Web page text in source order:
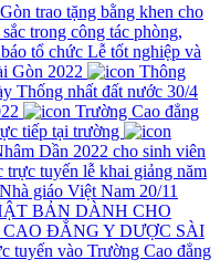
trao tặng bằng khen cho
trong công tác phòng,
tổ chức Lễ tốt nghiệp và
Gòn 2022
Thông
Thống nhất đất nước 30/4
Trường Cao đẳng
tiếp tại trường
Dần 2022 cho sinh viên
trực tuyến lễ khai giảng năm
giáo Việt Nam 20/11
BẢN DÀNH CHO
ĐẲNG Y DƯỢC SÀI
tuyến vào Trường Cao đẳng